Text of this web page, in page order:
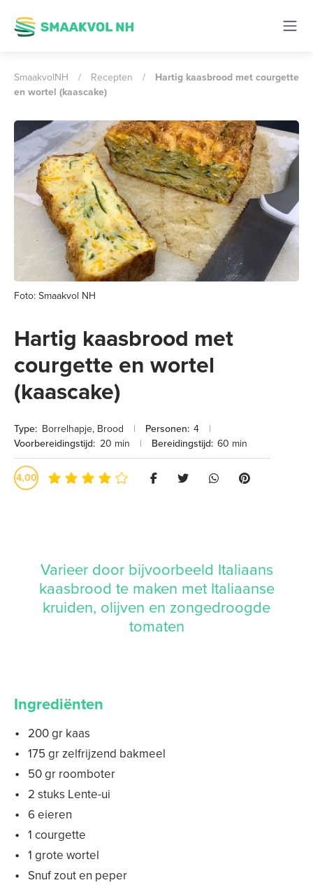
SmaakvolNH / Recepten /
Hartig kaasbrood met courgette
en wortel (kaascake)
Foto: Smaakvol NH
Hartig kaasbrood met
courgette en wortel
(kaascake)
Type: Borrelhapje, Brood | Personen: 4
|
Voorbereidingstijd: 20 min | Bereidingstijd: 60 min
4,00
Varieer door bijvoorbeeld Italiaans
kaasbrood te maken met Italiaanse
kruiden, olijven en zongedroogde
tomaten
Ingrediënten
200 gr kaas
175 gr zelfrijzend bakmeel
50 gr roomboter
2 stuks Lente-ui
6 eieren
1 courgette
1 grote wortel
Snuf zout en peper